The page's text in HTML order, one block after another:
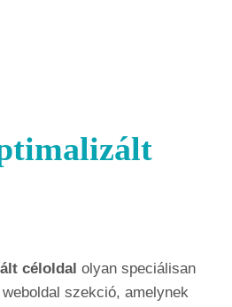
céloldal olyan speciálisan
szekció, amelynek